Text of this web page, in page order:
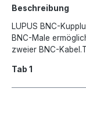
Beschreibung
LUPUS BNC-
BNC-Male
zweier BNC-
Tab 1